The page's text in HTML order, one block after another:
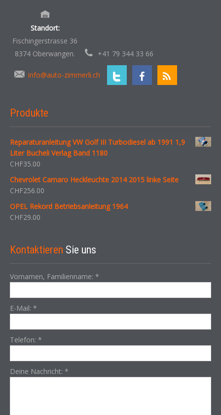
Standort:
Fischingerstrasse 36
8374 Oberwangen.
+41 79 344 33 66
info@auto-zimmerli.ch
Produkte
Reparaturanleitung VW Golf III Turbodiesel ab 1991 1,9
Liter Bucheli Verlag Band 1180
CHF35.00
Chevrolet Camaro Heckleuchte 2014 2015 linke Seite
CHF256.00
OPEL Rekord Betriebsanleitung 1964
CHF29.00
Kontaktieren Sie uns
Vornamen, Familienname: *
E-Mail: *
Telefon: *
Deine Nachricht: *